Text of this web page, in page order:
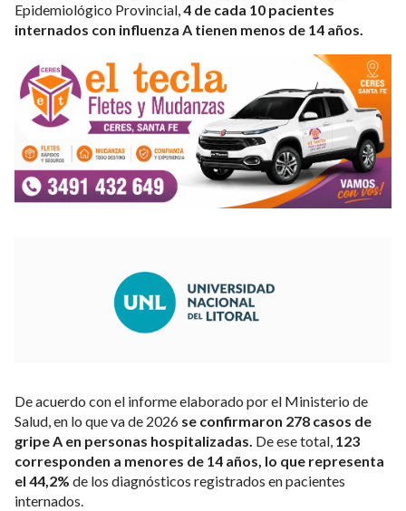
Epidemiológico Provincial,4 de cada 10 pacientes
internados con influenza A tienen menos de 14 años.
De acuerdo con el informe elaborado por el Ministerio de
Salud, en lo que va de 2026 se confirmaron 278 casos de
gripe A en personas hospitalizadas. De ese total, 123
corresponden a menores de 14 años, lo que representa
el 44,2% de los diagnósticos registrados en pacientes
internados.